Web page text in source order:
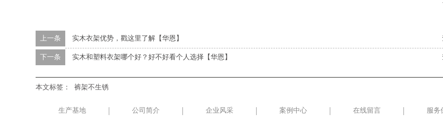
上一条 实木衣架优势，戳这里了解【华恩】
下一条 实木和塑料衣架哪个好？好不好看个人选择【华恩】
本文标签： 裤架不生锈
生产基地 公司简介 企业风采 案例中心 在线留言 服务